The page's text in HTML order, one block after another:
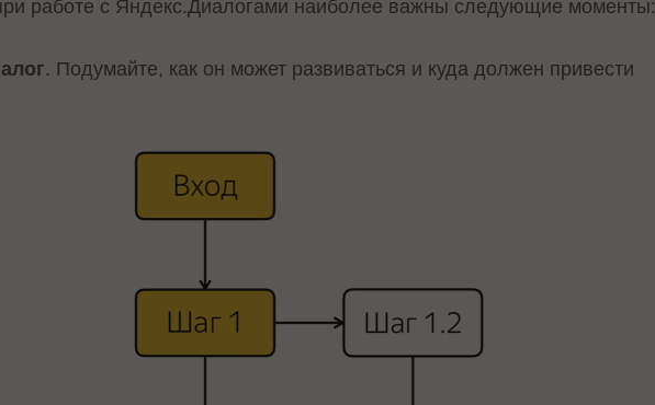
работе с Яндекс.Диалогами наиболее важны следующие моменты:
. Подумайте, как он может развиваться и куда должен привести